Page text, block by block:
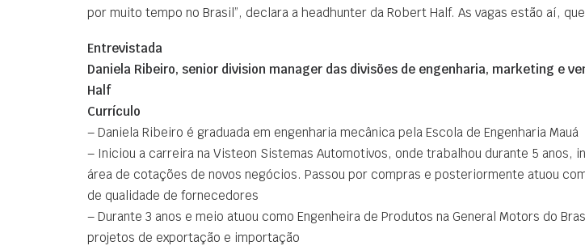
por muito tempo no Brasil”, declara a headhunter da Robert Half. As vagas estão aí,
Entrevistada
Daniela Ribeiro, senior division manager das divisões de engenharia, marketing e
Half
Currículo
– Daniela Ribeiro é graduada em engenharia mecânica pela Escola de Engenharia Mauá
– Iniciou a carreira na Visteon Sistemas Automotivos, onde trabalhou durante 5 anos,
área de cotações de novos negócios. Passou por compras e posteriormente atuou
de qualidade de fornecedores
– Durante 3 anos e meio atuou como Engenheira de Produtos na General Motors do
projetos de exportação e importação